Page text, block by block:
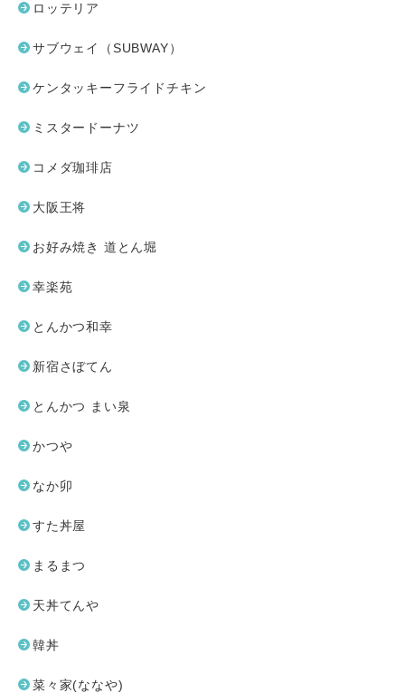
ロッテリア
サブウェイ（SUBWAY）
ケンタッキーフライドチキン
ミスタードーナツ
コメダ珈琲店
大阪王将
お好み焼き 道とん堀
幸楽苑
とんかつ和幸
新宿さぼてん
とんかつ まい泉
かつや
なか卯
すた丼屋
まるまつ
天丼てんや
韓丼
菜々家(ななや)